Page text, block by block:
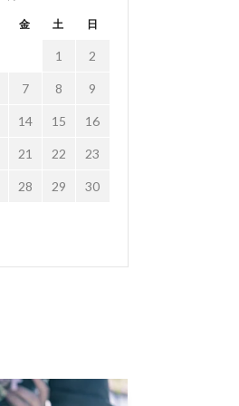
金 土 日
1 2
7 8 9
14 15 16
21 22 23
28 29 30